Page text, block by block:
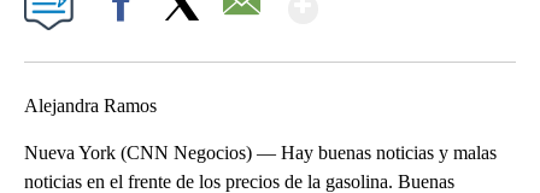
Alejandra Ramos
Nueva York (CNN Negocios) — Hay buenas noticias y malas
noticias en el frente de los precios de la gasolina. Buenas